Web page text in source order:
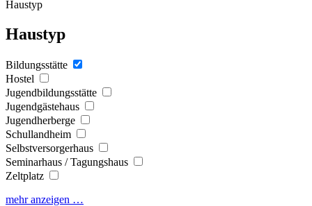
Haustyp
Haustyp
Bildungsstätte
Hostel
Jugendbildungsstätte
Jugendgästehaus
Jugendherberge
Schullandheim
Selbstversorgerhaus
Seminarhaus / Tagungshaus
Zeltplatz
mehr anzeigen …